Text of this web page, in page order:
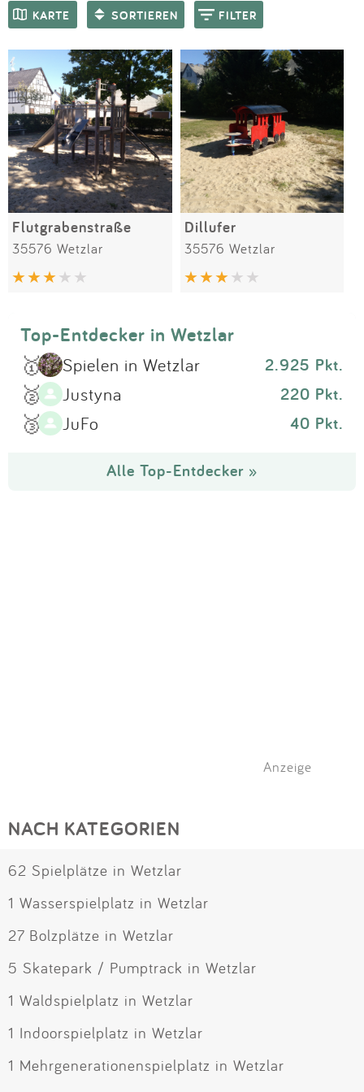
Anmelden
KARTE SORTIEREN FILTER
SPIELGERÄTE
Flutgrabenstraße
35576 Wetzlar
Dillufer
35576 Wetzlar
Top-Entdecker in Wetzlar
🥇 Spielen in Wetzlar 2.925 Pkt.
🥈 Justyna 220 Pkt.
🥉 JuFo 40 Pkt.
Alle Top-Entdecker »
Anzeige
NACH KATEGORIEN
62 Spielplätze in Wetzlar
1 Wasserspielplatz in Wetzlar
27 Bolzplätze in Wetzlar
5 Skatepark / Pumptrack in Wetzlar
1 Waldspielplatz in Wetzlar
1 Indoorspielplatz in Wetzlar
1 Mehrgenerationenspielplatz in Wetzlar